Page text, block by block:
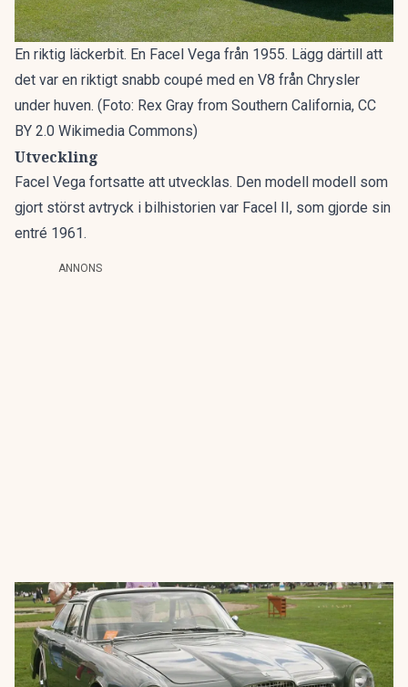
En riktig läckerbit. En Facel Vega från 1955. Lägg därtill att
det var en riktigt snabb coupé med en V8 från Chrysler
under huven. (Foto: Rex Gray from Southern California, CC
BY 2.0 Wikimedia Commons)
Utveckling
Facel Vega fortsatte att utvecklas. Den modell modell som
gjort störst avtryck i bilhistorien var Facel II, som gjorde sin
entré 1961.
ANNONS